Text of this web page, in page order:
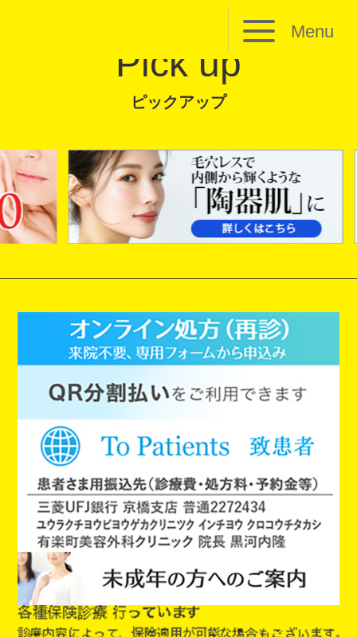
Menu
Pick up
ピックアップ